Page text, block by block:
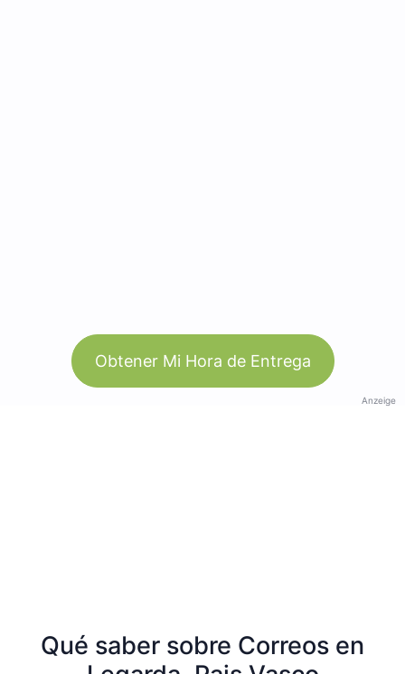
Obtener Mi Hora de Entrega
Anzeige
Qué saber sobre Correos en